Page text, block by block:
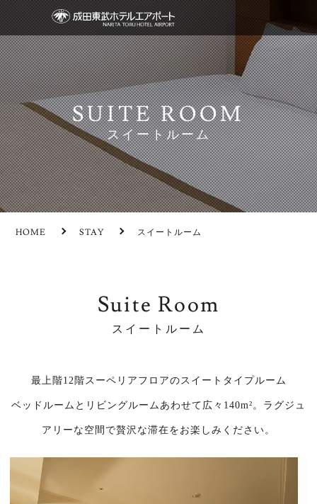
SUITE ROOM
スイートルーム
HOME STAY スイートルーム
Suite Room
スイートルーム
最上階12階スーペリアフロアのスイートタイプルーム
ベッドルームとリビングルームあわせて広々140m²。ラグジュ
アリーな空間で贅沢な滞在をお楽しみください。